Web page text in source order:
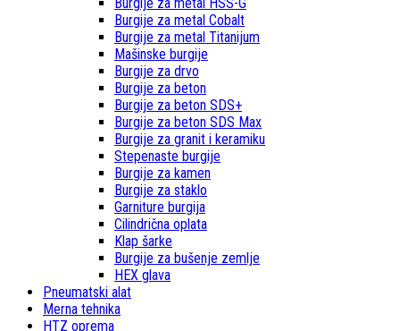
Burgije za metal Cobalt
Burgije za metal Titanijum
Mašinske burgije
Burgije za drvo
Burgije za beton
Burgije za beton SDS+
Burgije za beton SDS Max
Burgije za granit i keramiku
Stepenaste burgije
Burgije za kamen
Burgije za staklo
Garniture burgija
Cilindrična oplata
Klap šarke
Burgije za bušenje zemlje
HEX glava
Pneumatski alat
Merna tehnika
HTZ oprema